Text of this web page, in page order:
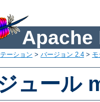
Apache
ーション > バージョン 2.4 >
ュール